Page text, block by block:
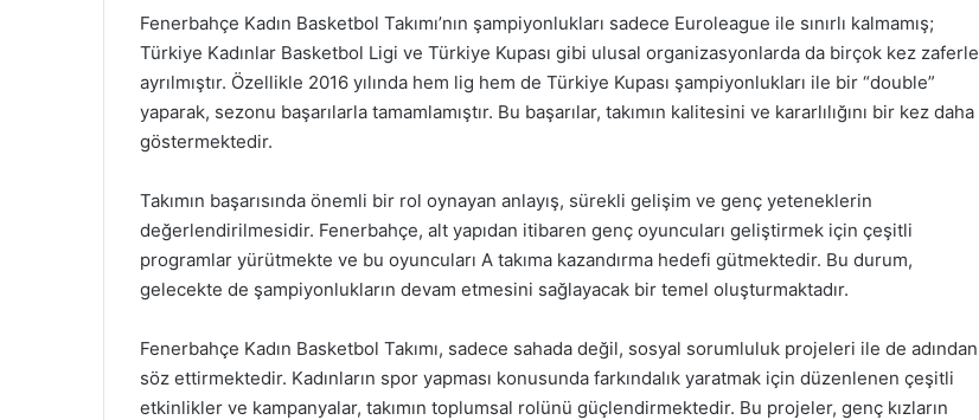
Fenerbahçe Kadın Basketbol Takımı’nın şampiyonlukları sadece Euroleague ile sınırlı kalmamış;
Türkiye Kadınlar Basketbol Ligi ve Türkiye Kupası gibi ulusal organizasyonlarda da birçok kez zaferle
ayrılmıştır. Özellikle 2016 yılında hem lig hem de Türkiye Kupası şampiyonlukları ile bir “double”
yaparak, sezonu başarılarla tamamlamıştır. Bu başarılar, takımın kalitesini ve kararlılığını bir kez daha
göstermektedir.
Takımın başarısında önemli bir rol oynayan anlayış, sürekli gelişim ve genç yeteneklerin
değerlendirilmesidir. Fenerbahçe, alt yapıdan itibaren genç oyuncuları geliştirmek için çeşitli
programlar yürütmekte ve bu oyuncuları A takıma kazandırma hedefi gütmektedir. Bu durum,
gelecekte de şampiyonlukların devam etmesini sağlayacak bir temel oluşturmaktadır.
Fenerbahçe Kadın Basketbol Takımı, sadece sahada değil, sosyal sorumluluk projeleri ile de adından
söz ettirmektedir. Kadınların spor yapması konusunda farkındalık yaratmak için düzenlenen çeşitli
etkinlikler ve kampanyalar, takımın toplumsal rolünü güçlendirmektedir. Bu projeler, genç kızların